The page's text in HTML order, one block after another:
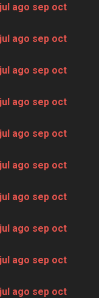
jul ago sep oct
jul ago sep oct
jul ago sep oct
jul ago sep oct
jul ago sep oct
jul ago sep oct
jul ago sep oct
jul ago sep oct
jul ago sep oct
jul ago sep oct